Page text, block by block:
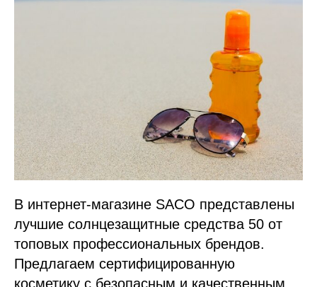
В интернет-магазине SACO представлены
лучшие солнцезащитные средства 50 от
топовых профессиональных брендов.
Предлагаем сертифицированную
косметику с безопасным и качественным